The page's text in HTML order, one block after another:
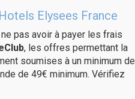
Elysees France
pas avoir à payer les frais
, les offres permettant la
soumises à un minimum de
de 49€ minimum. Vérifiez